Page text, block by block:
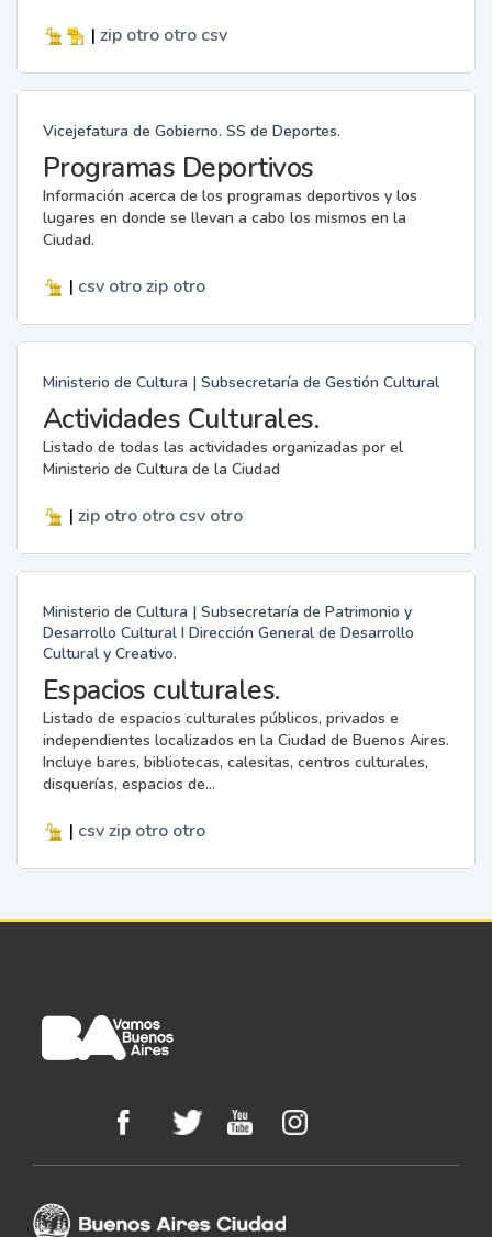
| zip otro otro csv
Vicejefatura de Gobierno. SS de Deportes.
Programas Deportivos
Información acerca de los programas deportivos y los
lugares en donde se llevan a cabo los mismos en la
Ciudad.
| csv otro zip otro
Ministerio de Cultura | Subsecretaría de Gestión Cultural
Actividades Culturales.
Listado de todas las actividades organizadas por el
Ministerio de Cultura de la Ciudad
| zip otro otro csv otro
Ministerio de Cultura | Subsecretaría de Patrimonio y
Desarrollo Cultural I Dirección General de Desarrollo
Cultural y Creativo.
Espacios culturales.
Listado de espacios culturales públicos, privados e
independientes localizados en la Ciudad de Buenos Aires.
Incluye bares, bibliotecas, calesitas, centros culturales,
disquerías, espacios de...
| csv zip otro otro